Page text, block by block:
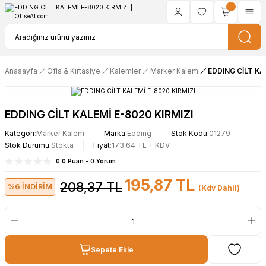
Anasayfa Ofis & Kırtasiye Kalemler Marker Kalem EDDING CİLT
EDDING CİLT KALEMİ E-8020 KIRMIZI
Kategori Marker Kalem Marka Edding Stok Kodu 01279
Stok Durumu Stokta Fiyat 173,64 TL + KDV
0.0 Puan - 0 Yorum
%6 İNDİRİM 208,37 TL195,87 TL (Kdv Dahil)
Sepete Ekle